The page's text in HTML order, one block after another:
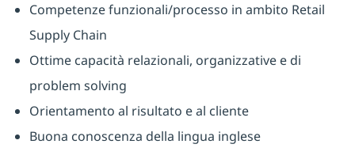
Competenze funzionali/processo in ambito Retail
Supply Chain
Ottime capacità relazionali, organizzative e di
problem solving
Orientamento al risultato e al cliente
Buona conoscenza della lingua inglese